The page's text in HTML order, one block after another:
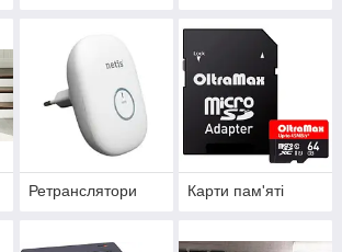
Ретранслятори Карти пам'яті